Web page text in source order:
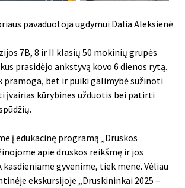
pavaduotoja ugdymui Dalia Aleksienė
7B, 8 ir II klasių 50 mokinių grupės
prasidėjo ankstyvą kovo 6 dienos rytą.
pramoga, bet ir puiki galimybė sužinoti
įvairias kūrybines užduotis bei patirti
į edukacinę programą „Druskos
apie druskos reikšmę ir jos
gyvenime, tiek mene. Vėliau
ekskursijoje „Druskininkai 2025 –